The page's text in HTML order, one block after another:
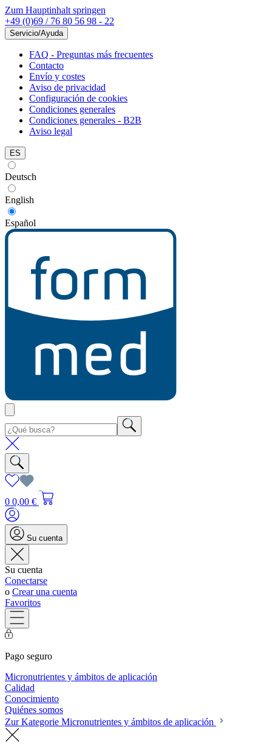
Zum Hauptinhalt springen
+49 (0)69 / 76 80 56 98 - 22
Servicio/Ayuda
FAQ - Preguntas más frecuentes
Contacto
Envío y costes
Aviso de privacidad
Configuración de cookies
Condiciones generales
Condiciones generales - B2B
Aviso legal
ES
Deutsch
English
Español
0 0,00 €
Su cuenta
Su cuenta
Conectarse
o Crear una cuenta
Favoritos
Pago seguro
Micronutrientes y ámbitos de aplicación
Calidad
Conocimiento
Quiénes somos
Zur Kategorie Micronutrientes y ámbitos de aplicación